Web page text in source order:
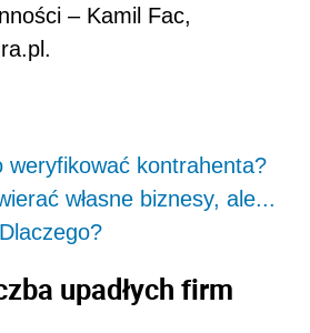
– Kamil Fac,
weryfikować kontrahenta?
własne biznesy, ale...
upadłych firm